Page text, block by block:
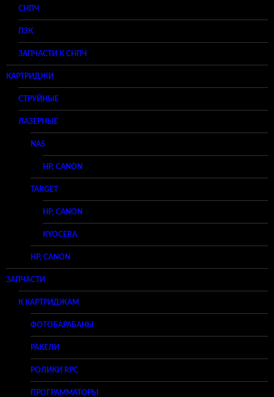
СНПЧ
ПЗК
ЗАПЧАСТИ К СНПЧ
КАРТРИДЖИ
СТРУЙНЫЕ
ЛАЗЕРНЫЕ
NAS
HP, CANON
TARGET
HP, CANON
KYOCERA
HP, CANON
ЗАПЧАСТИ
К КАРТРИДЖАМ
ФОТОБАРАБАНЫ
РАКЕЛИ
РОЛИКИ RPC
ПРОГРАММАТОРЫ